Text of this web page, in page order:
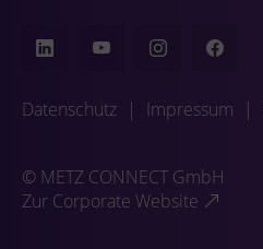
Datenschutz | Impressum |
© METZ CONNECT GmbH
Zur Corporate Website